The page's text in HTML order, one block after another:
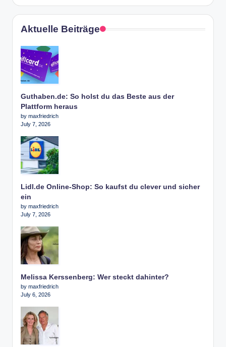
Aktuelle Beiträge
Guthaben.de: So holst du das Beste aus der
Plattform heraus
by maxfriedrich
July 7, 2026
Lidl.de Online-Shop: So kaufst du clever und sicher
ein
by maxfriedrich
July 7, 2026
Melissa Kerssenberg: Wer steckt dahinter?
by maxfriedrich
July 6, 2026